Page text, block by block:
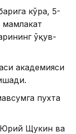
кўра, 5-
ўқув-
академияси
пухта
Щукин ва